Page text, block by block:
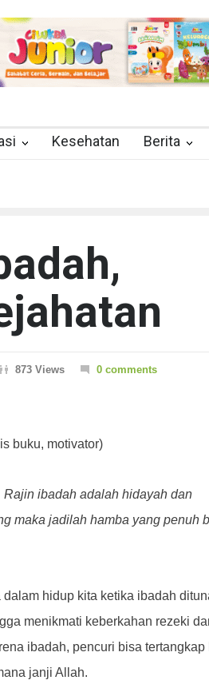
Kesehatan Berita
873 Views 0 comments
buku, motivator)
ibadah adalah hidayah dan
maka jadilah hamba yang penuh
hidup kita ketika ibadah
menikmati keberkahan rezeki
ibadah, pencuri bisa tertangkap
janji Allah.